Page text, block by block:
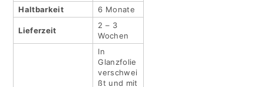
Haltbar­keit 6 Monate
Lieferzeit
2 – 3
Wochen
In
Glanzfolie
verschwei
ßt und mit